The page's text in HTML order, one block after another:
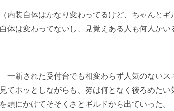
（内装自体はかなり変わってるけど、ちゃんと
自体は変わってないし、見覚えある人も何人かい
一新された受付台でも相変わらず人気のないス
見てホッとしながらも、努は何となく後ろめた
を頭にかけてそそくさとギルドから出ていった。